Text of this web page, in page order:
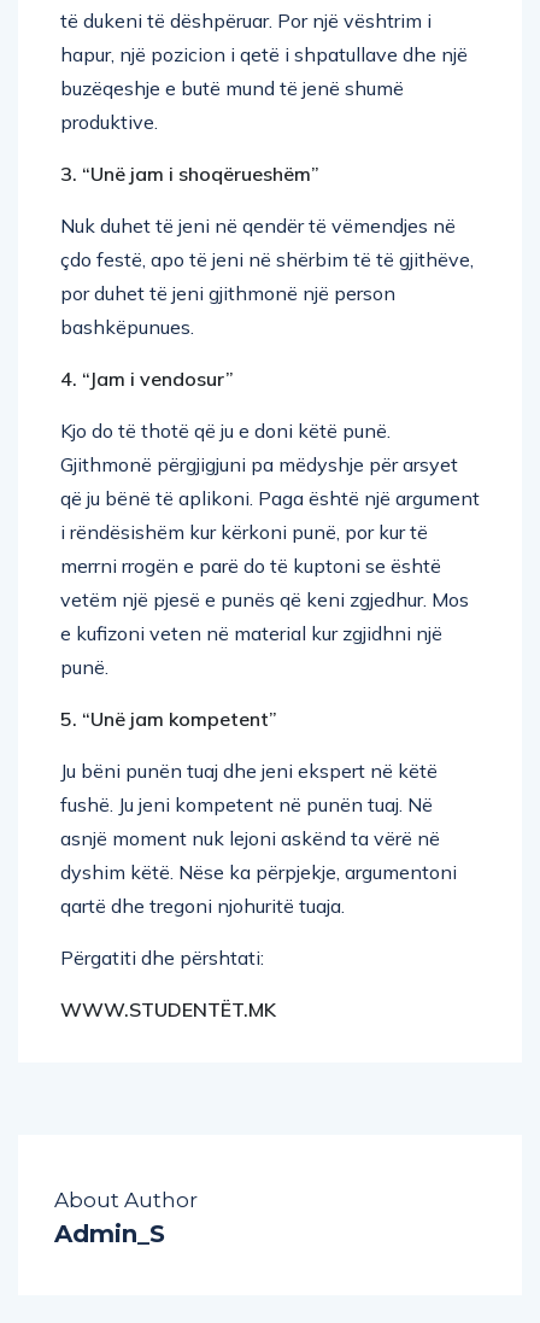
të dukeni të dëshpëruar. Por një vështrim i
hapur, një pozicion i qetë i shpatullave dhe një
buzëqeshje e butë mund të jenë shumë
produktive.
3. “Unë jam i shoqërueshëm”
Nuk duhet të jeni në qendër të vëmendjes në
çdo festë, apo të jeni në shërbim të të gjithëve,
por duhet të jeni gjithmonë një person
bashkëpunues.
4. “Jam i vendosur”
Kjo do të thotë që ju e doni këtë punë.
Gjithmonë përgjigjuni pa mëdyshje për arsyet
që ju bënë të aplikoni. Paga është një argument
i rëndësishëm kur kërkoni punë, por kur të
merrni rrogën e parë do të kuptoni se është
vetëm një pjesë e punës që keni zgjedhur. Mos
e kufizoni veten në material kur zgjidhni një
punë.
5. “Unë jam kompetent”
Ju bëni punën tuaj dhe jeni ekspert në këtë
fushë. Ju jeni kompetent në punën tuaj. Në
asnjë moment nuk lejoni askënd ta vërë në
dyshim këtë. Nëse ka përpjekje, argumentoni
qartë dhe tregoni njohuritë tuaja.
Përgatiti dhe përshtati:
WWW.STUDENTËT.MK
About Author
Admin_S